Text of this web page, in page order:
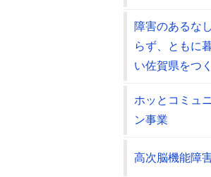
障害のあるな
らず、ともに
い佐賀県をつ
ホッとコミュ
ン事業
高次脳機能障